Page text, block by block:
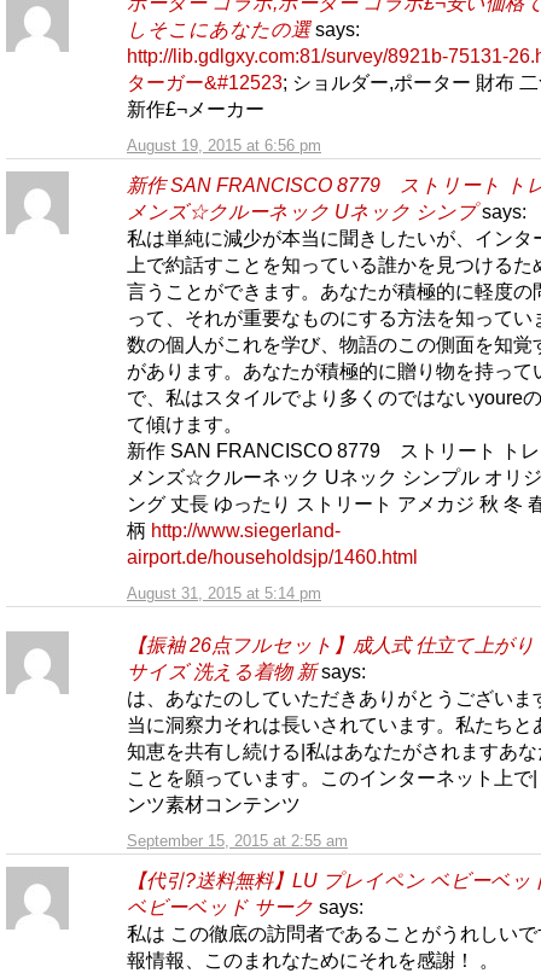
しそこにあなたの選 says:
August 19, 2015 at 6:56 pm
http://lib.gdlgxy.com:81/survey/8921b-75131-
ターガー&#12523; ショルダー,ポーター 財布
新作£¬メーカー
新作 SAN FRANCISCO 8779 ストリート ト
メンズ☆クルーネック Uネック シンプ says:
August 31, 2015 at 5:14 pm
私は単純に減少が本当に聞きしたいが、インタ
上で約話すことを知っている誰かを見つけるた
言うことができます。あなたが積極的に軽度の
って、それが重要なものにする方法を知ってい
数の個人がこれを学び、物語のこの側面を知覚
があります。あなたが積極的に贈り物を持って
で、私はスタイルでより多くのではないyoure
て傾けます。
新作 SAN FRANCISCO 8779 ストリート ト
メンズ☆クルーネック Uネック シンプル オリ
ング 丈長 ゆったり ストリート アメカジ 秋 冬
柄 http://www.siegerland-
airport.de/householdsjp/1460.html
【振袖 26点フルセット】成人式 仕立て上が
サイズ 洗える着物 新 says:
September 15, 2015 at 2:55 am
は、あなたのしていただきありがとうございま
当に洞察力それは長いされています。私たちと
知恵を共有し続ける|私はあなたがされますあ
ことを願っています。このインターネット上で
ンツ素材コンテンツ
【代引?送料無料】LU プレイペン ベビーベッ
ベビーベッド サーク says:
私は この徹底の訪問者であることがうれしい
報情報、このまれなためにそれを感謝！ 。